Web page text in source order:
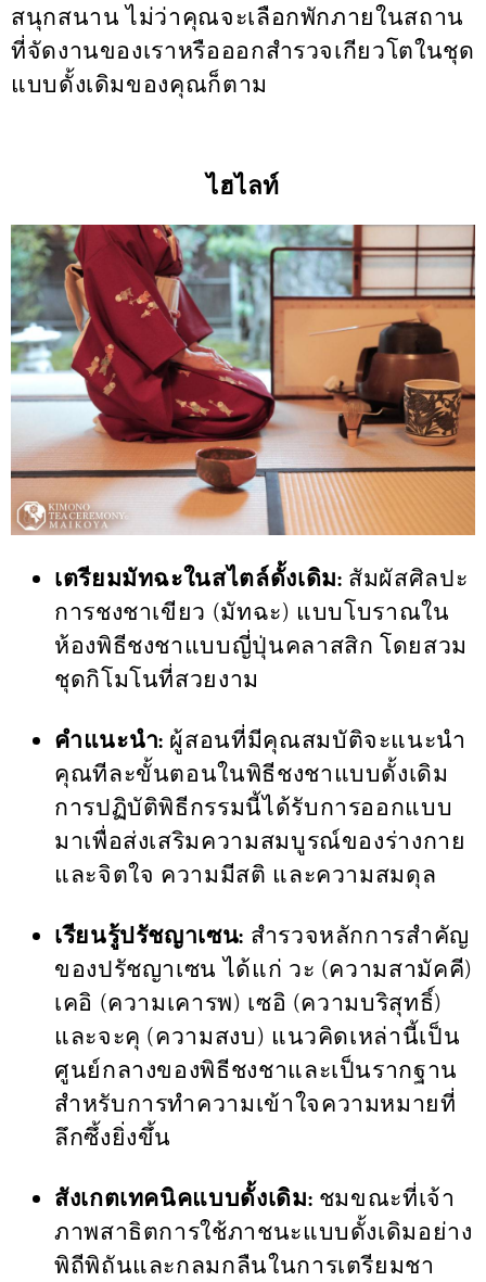
สนุกสนาน ไม่ว่าคุณจะเลือกพักภายในสถาน
ที่จัดงานของเราหรือออกสำรวจเกียวโตในชุด
แบบดั้งเดิมของคุณก็ตาม
ไฮไลท์
เตรียมมัทฉะในสไตล์ดั้งเดิม: สัมผัสศิลปะ
การชงชาเขียว (มัทฉะ) แบบโบราณใน
ห้องพิธีชงชาแบบญี่ปุ่นคลาสสิก โดยสวม
ชุดกิโมโนที่สวยงาม
คำแนะนำ: ผู้สอนที่มีคุณสมบัติจะแนะนำ
คุณทีละขั้นตอนในพิธีชงชาแบบดั้งเดิม
การปฏิบัติพิธีกรรมนี้ได้รับการออกแบบ
มาเพื่อส่งเสริมความสมบูรณ์ของร่างกาย
และจิตใจ ความมีสติ และความสมดุล
เรียนรู้ปรัชญาเซน: สำรวจหลักการสำคัญ
ของปรัชญาเซน ได้แก่ วะ (ความสามัคคี)
เคอิ (ความเคารพ) เซอิ (ความบริสุทธิ์)
และจะคุ (ความสงบ) แนวคิดเหล่านี้เป็น
ศูนย์กลางของพิธีชงชาและเป็นรากฐาน
สำหรับการทำความเข้าใจความหมายที่
ลึกซึ้งยิ่งขึ้น
สังเกตเทคนิคแบบดั้งเดิม: ชมขณะที่เจ้า
ภาพสาธิตการใช้ภาชนะแบบดั้งเดิมอย่าง
พิถีพิถันและกลมกลืนในการเตรียมชา